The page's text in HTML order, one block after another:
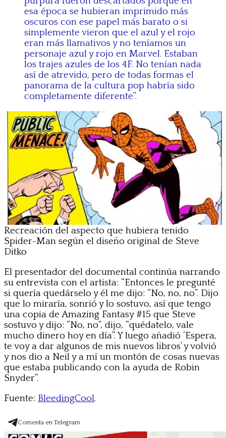
esa época se hubieran imprimido más
oscuros con ese papel más barato o si
simplemente vieron que el azul y el rojo
eran más llamativos y no teníamos un
personaje azul y rojo en Marvel. Estaban
los trajes azules de los 4F. No tenían nada
así de atrevido, pero de todas formas el
panorama de la cultura pop habría sido
completamente diferente”.
Recreación del aspecto que hubiera tenido
Spider-Man según el diseño original de Steve
Ditko
El presentador del documental continúa narrando
su entrevista con el artista: “Entonces le pregunté
si quería quedárselo y él me dijo: “No, no, no”. Dijo
que lo miraría, sonrió y lo sostuvo, así que tengo
una copia de Amazing Fantasy #15 que Steve
sostuvo y dijo: “No, no”, dijo, “quédatelo, vale
mucho dinero hoy en día”. Y luego añadió ‘Espera,
te voy a dar algunos de mis nuevos libros’ y volvió
y nos dio a Neil y a mí un montón de cosas nuevas
que estaba publicando con la ayuda de Robin
Snyder”.
Fuente: BleedingCool.
Comenta en Telegram